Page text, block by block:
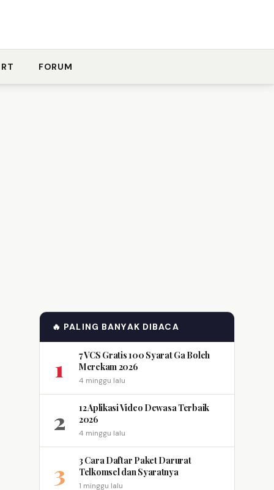
FORUM
🔥 PALING BANYAK DIBACA
1
7 VCS Gratis 100 Syarat Ga Boleh
Merekam 2026
4 minggu lalu
2
12 Aplikasi Video Dewasa Terbaik
2026
4 minggu lalu
3
3 Cara Daftar Paket Darurat
Telkomsel dan Syaratnya
1 minggu lalu